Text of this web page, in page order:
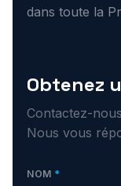
dans toute la
Obtenez
Contactez-
Nous vous
NOM *